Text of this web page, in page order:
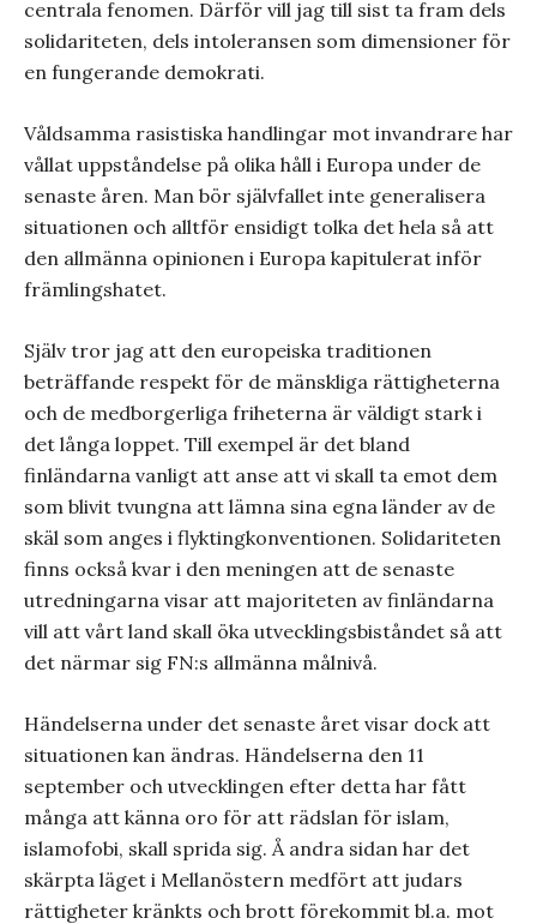
centrala fenomen. Därför vill jag till sist ta fram dels
solidariteten, dels intoleransen som dimensioner för
en fungerande demokrati.
Våldsamma rasistiska handlingar mot invandrare har
vållat uppståndelse på olika håll i Europa under de
senaste åren. Man bör självfallet inte generalisera
situationen och alltför ensidigt tolka det hela så att
den allmänna opinionen i Europa kapitulerat inför
främlingshatet.
Själv tror jag att den europeiska traditionen
beträffande respekt för de mänskliga rättigheterna
och de medborgerliga friheterna är väldigt stark i
det långa loppet. Till exempel är det bland
finländarna vanligt att anse att vi skall ta emot dem
som blivit tvungna att lämna sina egna länder av de
skäl som anges i flyktingkonventionen. Solidariteten
finns också kvar i den meningen att de senaste
utredningarna visar att majoriteten av finländarna
vill att vårt land skall öka utvecklingsbiståndet så att
det närmar sig FN:s allmänna målnivå.
Händelserna under det senaste året visar dock att
situationen kan ändras. Händelserna den 11
september och utvecklingen efter detta har fått
många att känna oro för att rädslan för islam,
islamofobi, skall sprida sig. Å andra sidan har det
skärpta läget i Mellanöstern medfört att judars
rättigheter kränkts och brott förekommit bl.a. mot